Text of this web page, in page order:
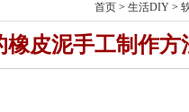
首页 >生活DIY >
橡皮泥手工制作方